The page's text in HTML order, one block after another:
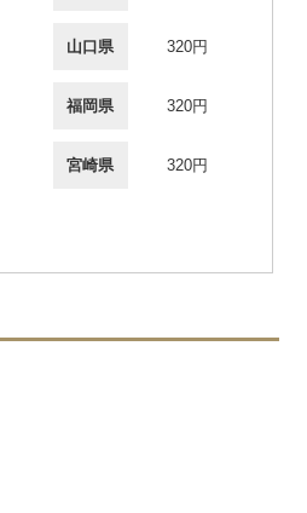
山口県 320円
福岡県 320円
宮崎県 320円